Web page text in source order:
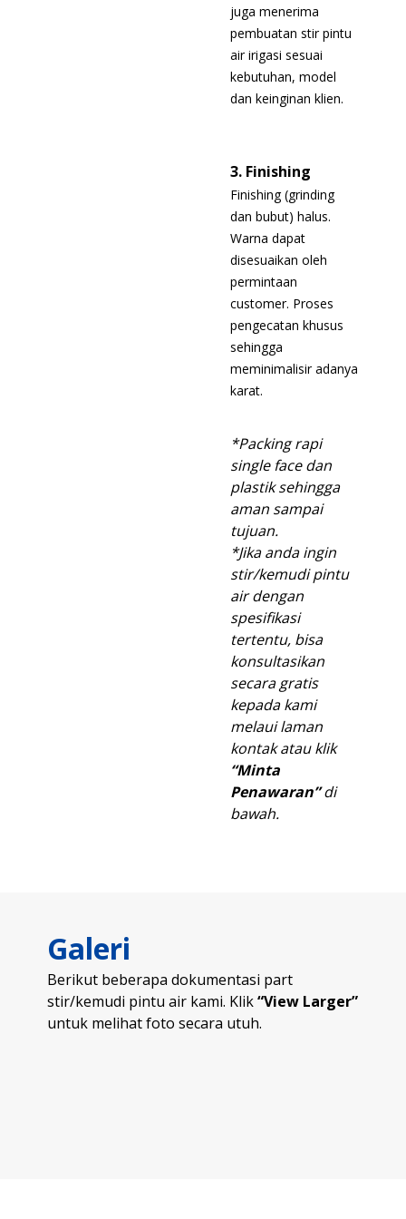
juga menerima
pembuatan stir pintu
air irigasi sesuai
kebutuhan, model
dan keinginan klien.
3. Finishing
Finishing (grinding
dan bubut) halus.
Warna dapat
disesuaikan oleh
permintaan
customer. Proses
pengecatan khusus
sehingga
meminimalisir adanya
karat.
*Packing rapi
single face dan
plastik sehingga
aman sampai
tujuan.
*Jika anda ingin
stir/kemudi pintu
air dengan
spesifikasi
tertentu, bisa
konsultasikan
secara gratis
kepada kami
melaui laman
kontak atau klik
“Minta
Penawaran”di
bawah.
Galeri
Berikut beberapa dokumentasi part
stir/kemudi pintu air kami. Klik“View Larger”
untuk melihat foto secara utuh.